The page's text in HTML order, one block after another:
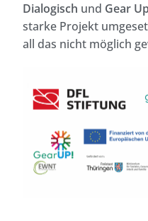
Dialogisch und Gear
starke Projekt
all das nicht möglich